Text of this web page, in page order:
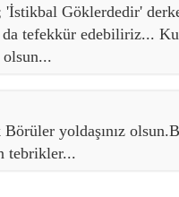
Göklerdedir'
da tefekkür edebiliriz...
yoldaşınız
tebrikler...